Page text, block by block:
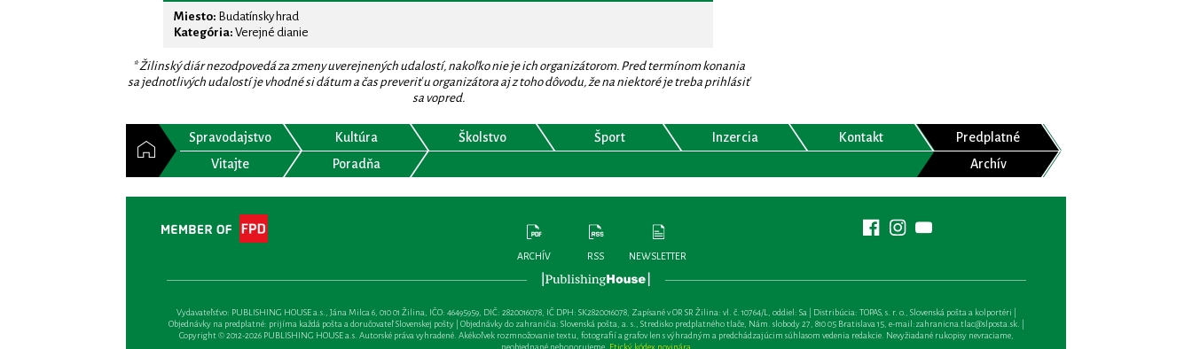
Miesto: Budatínsky hrad
Kategória: Verejné dianie
* Žilinský diár nezodpovedá za zmeny uverejnených udalostí, nakoľko nie je ich organizátorom. Pred termínom konania
sa jednotlivých udalostí je vhodné si dátum a čas preveriť u organizátora aj z toho dôvodu, že na niektoré je treba prihlásiť
sa vopred.
Spravodajstvo Kultúra Školstvo Šport Inzercia Kontakt
Predplatné
Vitajte
Poradňa Archív
ARCHÍV RSS NEWSLETTER
Vydavateľsťvo: PUBLISHING HOUSE a.s., Jána Milca 6, 010 01 Žilina, IČO: 46495959, DIČ: 2820016078, IČ DPH: SK2820016078, Zapísané v OR SR Žilina: vl. č. 10764/L, oddiel: Sa | Distribúcia: TOPAS, s. r. o., Slovenská pošta a kolportéri |
Objednávky na predplatné: prijíma každá pošta a doručovateľ Slovenskej pošty | Objednávky do zahraničia: Slovenská pošta, a. s., Stredisko predplatného tlače, Nám. slobody 27, 810 05 Bratislava 15, e-mail:zahranicna.tlac@slposta.sk. |
Copyright © 2012-2026 PUBLISHING HOUSE a.s. Autorské práva vyhradené. Akékoľvek rozmnožovanie textu, fotografií a grafov len s výhradným a predchádzajúcim súhlasom vedenia redakcie. Nevyžiadané rukopisy nevraciame,